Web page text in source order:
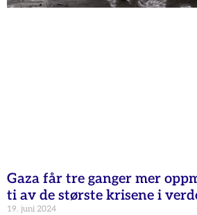
Gaza får tre ganger mer
ti av de største krisene i
19. juni 2024